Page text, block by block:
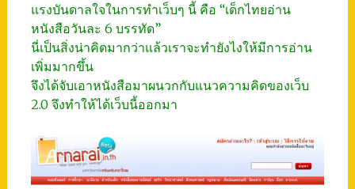
แรงบันดาลใจในการทำเว็บๆ นี้ คือ “เด็กไทยอ่าน
หนังสือวันละ 6 บรรทัด”
นี่เป็นสิ่งน่าคิดมากว่าแล้วเราจะทำยังไงให้มีการอ่าน
เพิ่มมากขึ้น
จึงได้จับเอาหนังสือมาผนวกกับแนวความคิดของเว็บ
2.0 จึงทำให้ได้เว็บนี้ออกมา